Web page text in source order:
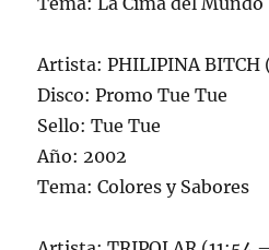
Artista: PHILIPINA
Disco: Promo Tue Tue
Sello: Tue Tue
Año: 2002
Tema: Colores y Sabores